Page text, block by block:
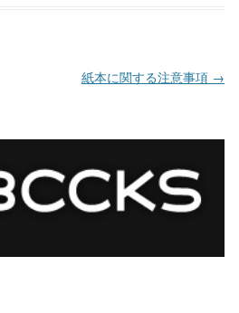
紙本に関する注意事項 →